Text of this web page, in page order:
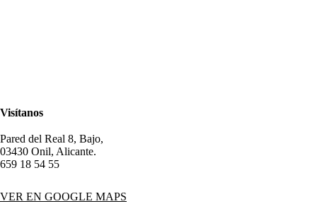
Visítanos
Pared del Real 8, Bajo,
03430 Onil, Alicante.
659 18 54 55
VER EN GOOGLE MAPS